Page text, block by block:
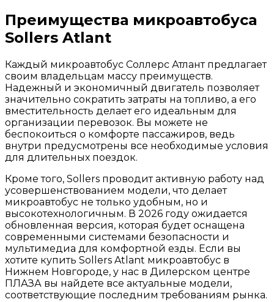
Преимущества микроавтобуса
Sollers Atlant
Каждый микроавтобус Соллерс Атлант предлагает
своим владельцам массу преимуществ.
Надежный и экономичный двигатель позволяет
значительно сократить затраты на топливо, а его
вместительность делает его идеальным для
организации перевозок. Вы можете не
беспокоиться о комфорте пассажиров, ведь
внутри предусмотрены все необходимые условия
для длительных поездок.
Кроме того, Sollers проводит активную работу над
усовершенствованием модели, что делает
микроавтобус не только удобным, но и
высокотехнологичным. В 2026 году ожидается
обновленная версия, которая будет оснащена
современными системами безопасности и
мультимедиа для комфортной езды. Если вы
хотите купить Sollers Atlant микроавтобус в
Нижнем Новгороде, у нас в Дилерском центре
ПЛАЗА вы найдете все актуальные модели,
соответствующие последним требованиям рынка.